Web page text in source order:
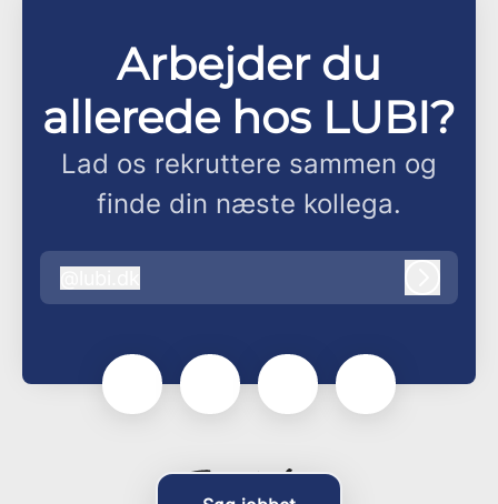
Arbejder du
allerede hos LUBI?
Lad os rekruttere sammen og
finde din næste kollega.
lubi.dk